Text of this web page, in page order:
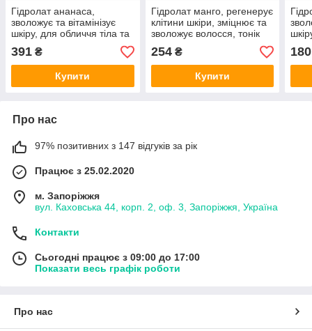
Гідролат ананаса,
зволожує та вітамінізує
шкіру, для обличчя тіла та
волосся, тонік 500мл,
Bioactive
391 ₴
Купити
Гідролат манго, регенерує
клітини шкіри, зміцнює та
зволожує волосся, тонік
250 мл, Біоактив
254₴
Купити
180
Про нас
97% позитивних з 147 відгуків за рік
Працює з 25.02.2020
м. Запоріжжя
вул. Каховська 44, корп. 2, оф. 3, Запоріжжя, Україна
Контакти
Сьогодні працює з 09:00 до 17:00
Показати весь графік роботи
Про нас